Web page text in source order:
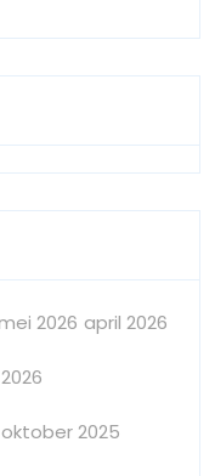
2026 april 2026
oktober 2025